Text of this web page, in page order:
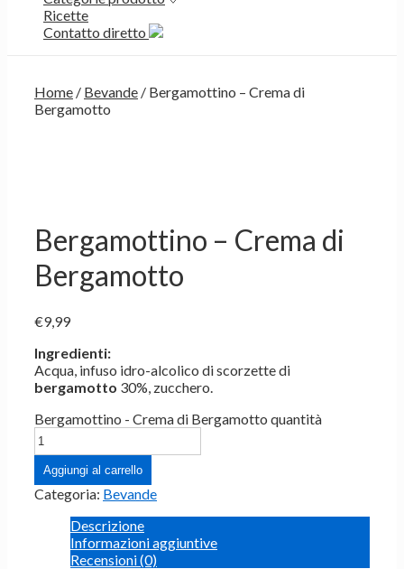
Ricette
Contatto diretto
Home / Bevande / Bergamottino – Crema di
Bergamotto
Bergamottino – Crema di
Bergamotto
€9,99
Ingredienti:
Acqua, infuso idro-alcolico di scorzette di
bergamotto 30%, zucchero.
Bergamottino - Crema di Bergamotto quantità
Aggiungi al carrello
Categoria: Bevande
Descrizione
Informazioni aggiuntive
Recensioni (0)